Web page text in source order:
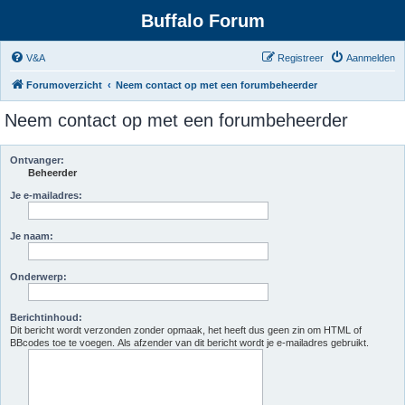
Buffalo Forum
V&A Aanmelden
Registreer
Forumoverzicht Neem contact op met een forumbeheerder
Neem contact op met een forumbeheerder
Ontvanger:
Beheerder
Je e-mailadres:
Je naam:
Onderwerp:
Berichtinhoud:
Dit bericht wordt verzonden zonder opmaak, het heeft dus geen zin om HTML of
BBcodes toe te voegen. Als afzender van dit bericht wordt je e-mailadres gebruikt.